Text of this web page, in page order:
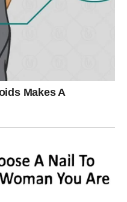
dugo zaslužili.
za Raka
period u kojem će mnoge
situacija će se
donijeće vam veliko
vas emocijama koje
vjerujte svojoj intuiciji i
zaustave. Zvijezde